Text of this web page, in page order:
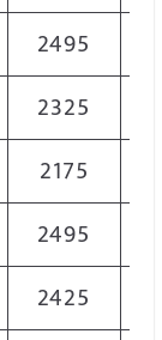
2495
2325
2175
2495
2425